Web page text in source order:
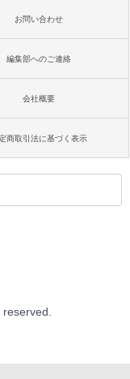
お問い合わせ
編集部へのご連絡
会社概要
商取引法に基づく表示